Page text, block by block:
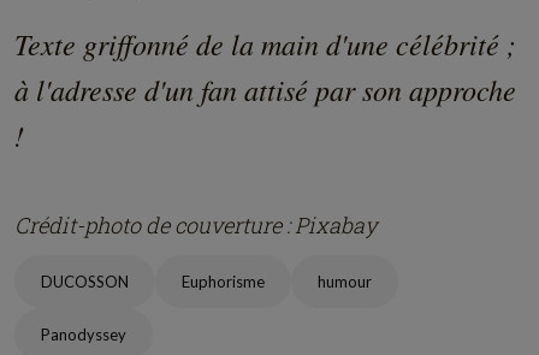
Texte griffonné de la main d'une célébrité ;
à l'adresse d'un fan attisé par son approche
!
Crédit-photo de couverture : Pixabay
DUCOSSON Euphorisme humour
Panodyssey